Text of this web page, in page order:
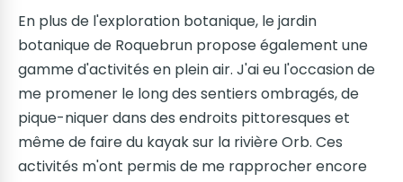
En plus de l'exploration botanique, le jardin
botanique de Roquebrun propose également une
gamme d'activités en plein air. J'ai eu l'occasion de
me promener le long des sentiers ombragés, de
pique-niquer dans des endroits pittoresques et
même de faire du kayak sur la rivière Orb. Ces
activités m'ont permis de me rapprocher encore